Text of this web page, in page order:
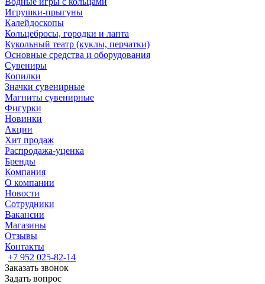
Игрушки-прыгуны
Калейдоскопы
Кольцебросы, городки и лапта
Кукольный театр (куклы, перчатки)
Основные средства и оборудования
Сувениры
Копилки
Значки сувенирные
Магниты сувенирные
Фигурки
Новинки
Акции
Хит продаж
Распродажа-уценка
Бренды
Компания
О компании
Новости
Сотрудники
Вакансии
Магазины
Отзывы
Контакты
+7 952 025-82-14
Заказать звонок
Задать вопрос